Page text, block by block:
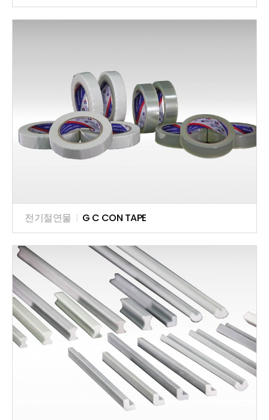
전기절연물 | G C CON TAPE